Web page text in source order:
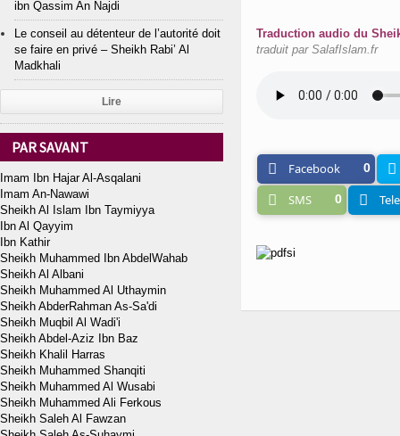
Traduction audio du
traduit par SalafIslam.fr
Facebook 0
SMS 0
ibn Qassim An Najdi
Le conseil au détenteur de l’autorité doit
se faire en privé – Sheikh Rabi’ Al
Madkhali
Lire
PAR SAVANT
Imam Ibn Hajar Al-Asqalani
Imam An-Nawawi
Sheikh Al Islam Ibn Taymiyya
Ibn Al Qayyim
Ibn Kathir
Sheikh Muhammed Ibn AbdelWahab
Sheikh Al Albani
Sheikh Muhammed Al Uthaymin
Sheikh AbderRahman As-Sa'di
Sheikh Muqbil Al Wadi'i
Sheikh Abdel-Aziz Ibn Baz
Sheikh Khalil Harras
Sheikh Muhammed Shanqiti
Sheikh Muhammed Al Wusabi
Sheikh Muhammed Ali Ferkous
Sheikh Saleh Al Fawzan